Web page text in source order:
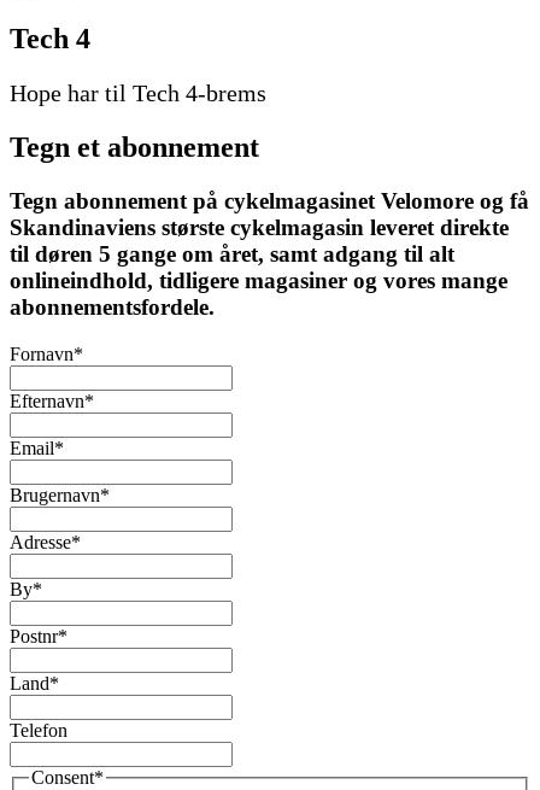
Tech 4
Hope har til Tech 4-brems
Tegn et abonnement
Tegn abonnement på cykelmagasinet Velomore og få
Skandinaviens største cykelmagasin leveret direkte
til døren 5 gange om året, samt adgang til alt
onlineindhold, tidligere magasiner og vores mange
abonnementsfordele.
Fornavn*
Efternavn*
Email*
Brugernavn*
Adresse*
By*
Postnr*
Land*
Telefon
Consent*